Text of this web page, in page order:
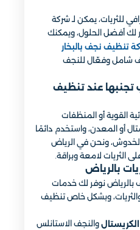
للثريات، يمكن لـ شركة
لك أفضل الحلول، ويمكنك
تنظيف نجف بالبخار
شامل وفعّال للنجف
تجنبها عند تنظيف
القوية أو المنظفات
أو المعدن، واستخدم دائمًا
ونحن في الرياض
الثريات لامعة وبراقة.
بالرياض
نوفر لك خدمات
وبشكل خاص تنظيف
والنجف الاستانلس